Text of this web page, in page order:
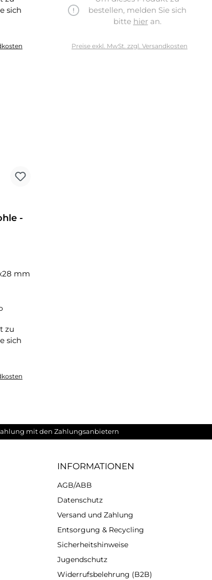
sich
bestellen, melden Sie sich
bitte hieran.
Preise exkl. MwSt. zzgl. Versandkosten
-
mm
zu
sich
mit den Zahlungsanbietern
INFORMATIONEN
AGB/ABB
Datenschutz
Versand und Zahlung
Entsorgung & Recycling
Sicherheitshinweise
Jugendschutz
Widerrufsbelehrung (B2B)